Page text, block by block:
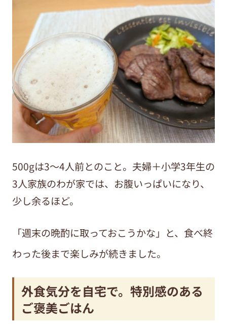
500gは3〜4人前とのこと。夫婦＋小学3年生の
3人家族のわが家では、お腹いっぱいになり、
少し余るほど。
「週末の晩酌に取っておこうかな」と、食べ終
わった後まで楽しみが続きました。
外食気分を自宅で。特別感のある
ご褒美ごはん